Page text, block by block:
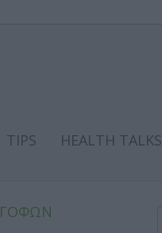
TIPS
HEALTH TALKS
ΓΟΦΩΝ